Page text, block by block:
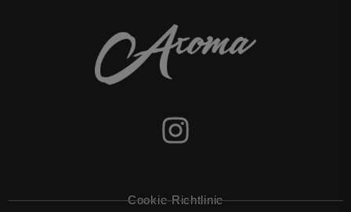
Cookie-Richtlinie